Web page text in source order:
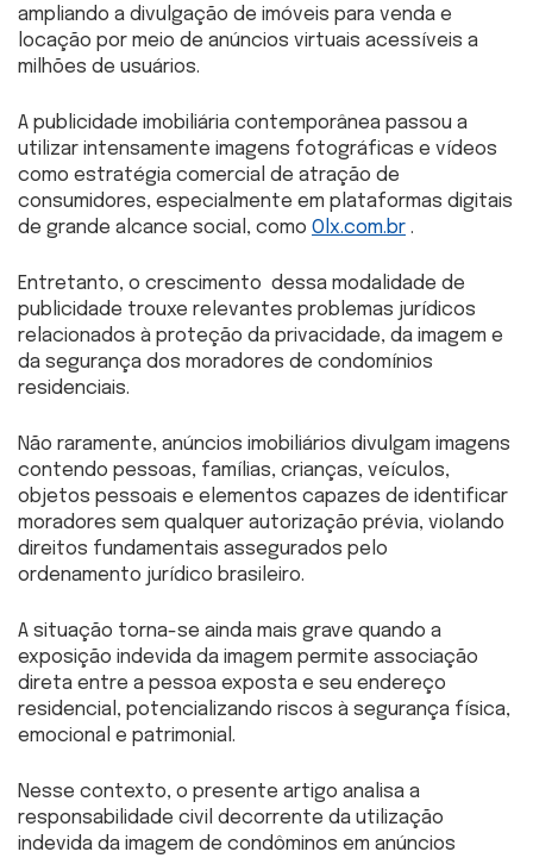
ampliando a divulgação de imóveis para venda e
locação por meio de anúncios virtuais acessíveis a
milhões de usuários.
A publicidade imobiliária contemporânea passou a
utilizar intensamente imagens fotográficas e vídeos
como estratégia comercial de atração de
consumidores, especialmente em plataformas digitais
de grande alcance social, como Olx.com.br .
Entretanto, o crescimento dessa modalidade de
publicidade trouxe relevantes problemas jurídicos
relacionados à proteção da privacidade, da imagem e
da segurança dos moradores de condomínios
residenciais.
Não raramente, anúncios imobiliários divulgam imagens
contendo pessoas, famílias, crianças, veículos,
objetos pessoais e elementos capazes de identificar
moradores sem qualquer autorização prévia, violando
direitos fundamentais assegurados pelo
ordenamento jurídico brasileiro.
A situação torna-se ainda mais grave quando a
exposição indevida da imagem permite associação
direta entre a pessoa exposta e seu endereço
residencial, potencializando riscos à segurança física,
emocional e patrimonial.
Nesse contexto, o presente artigo analisa a
responsabilidade civil decorrente da utilização
indevida da imagem de condôminos em anúncios